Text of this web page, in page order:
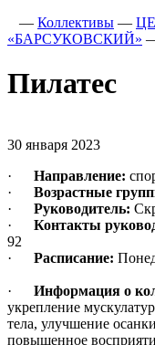
— Коллективы —
«БАРСУКОВСКИЙ»
Пилатес
30 января 2023
· Направление:
· Возрастные
· Руководитель:
· Контакты
92
· Расписание:
· Информация о
укрепление
тела, улучшение
повышенное